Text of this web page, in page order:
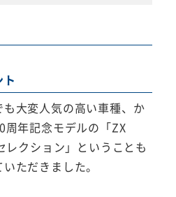
大変人気の高い車種、か
周年記念モデルの「ZX
クション」ということも
ただきました。